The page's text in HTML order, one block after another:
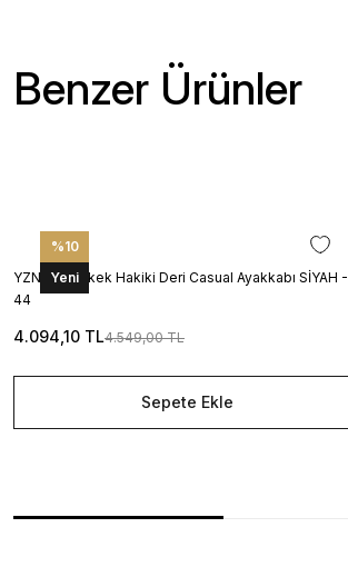
Benzer Ürünler
%10
Yeni
YZN1026 Erkek Hakiki Deri Casual Ayakkabı SİYAH -
44
4.094,10 TL4.549,00 TL
Sepete Ekle